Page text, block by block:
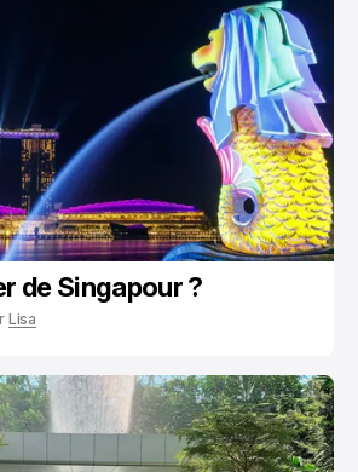
de Singapour ?
Lisa